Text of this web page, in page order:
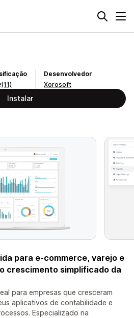
(11)
Desenvolvedor
Xorosoft
Instalar
para e-commerce, varejo e
crescimento simplificado da
para empresas que cresceram
aplicativos de contabilidade e
Especializado na